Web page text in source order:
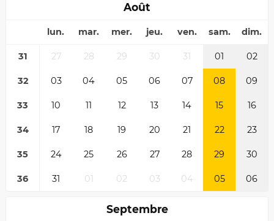
Août
lun. mar. mer. jeu. ven. sam. dim.
31 27 28 29 30 31 01 02
32 03 04 05 06 07 08 09
33 10 11 12 13 14 15 16
34 17 18 19 20 21 22 23
35 24 25 26 27 28 29 30
36 31 01 02 03 04 05 06
Septembre